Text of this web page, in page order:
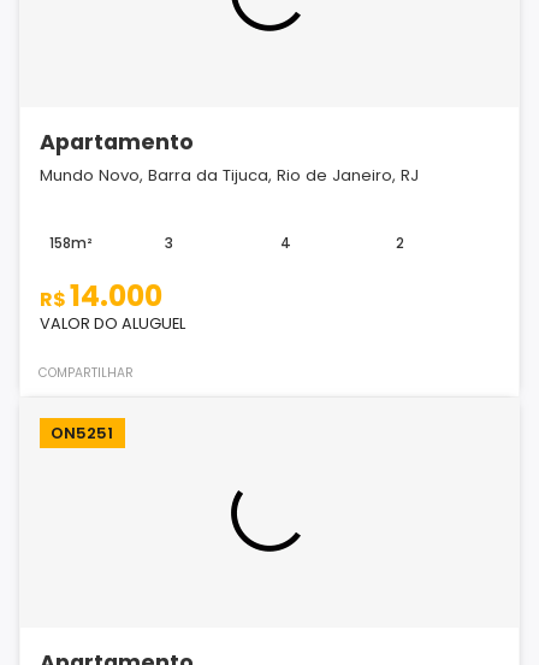
Apartamento
Mundo Novo, Barra da Tijuca, Rio de Janeiro, RJ
158m² 3 4 2
R$14.000
VALOR DO ALUGUEL
COMPARTILHAR
ON5251